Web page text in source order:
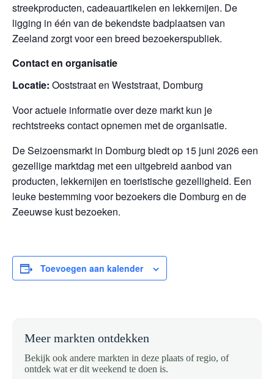
streekproducten, cadeauartikelen en lekkernijen. De
ligging in één van de bekendste badplaatsen van
Zeeland zorgt voor een breed bezoekerspubliek.
Contact en organisatie
Locatie: Ooststraat en Weststraat, Domburg
Voor actuele informatie over deze markt kun je
rechtstreeks contact opnemen met de organisatie.
De Seizoensmarkt in Domburg biedt op 15 juni 2026 een
gezellige marktdag met een uitgebreid aanbod van
producten, lekkernijen en toeristische gezelligheid. Een
leuke bestemming voor bezoekers die Domburg en de
Zeeuwse kust bezoeken.
Toevoegen aan kalender
Meer markten ontdekken
Bekijk ook andere markten in deze plaats of regio, of
ontdek wat er dit weekend te doen is.